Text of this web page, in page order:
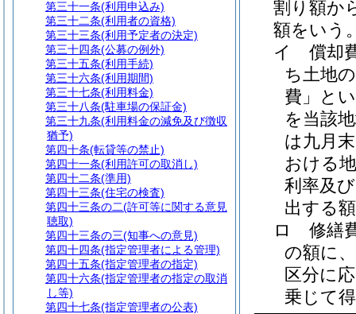
割り額か
額をいう
イ
償却
ち土地
費」と
を当該
は九月
おける
利率及
出する
ロ
修繕
の額に、
区分に
乗じて
第三十一条(利用申込み)
第三十二条(利用者の資格)
第三十三条(利用予定者の決定)
第三十四条(公募の例外)
第三十五条(利用手続)
第三十六条(利用期間)
第三十七条(利用料金)
第三十八条(駐車場の保証金)
第三十九条(利用料金の減免及び徴収
猶予)
第四十条(転貸等の禁止)
第四十一条(利用許可の取消し)
第四十二条(準用)
第四十三条(住宅の検査)
第四十三条の二(許可等に関する意見
聴取)
第四十三条の三(知事への意見)
第四十四条(指定管理者による管理)
第四十五条(指定管理者の指定)
第四十六条(指定管理者の指定の取消
し等)
第四十七条(指定管理者の公表)